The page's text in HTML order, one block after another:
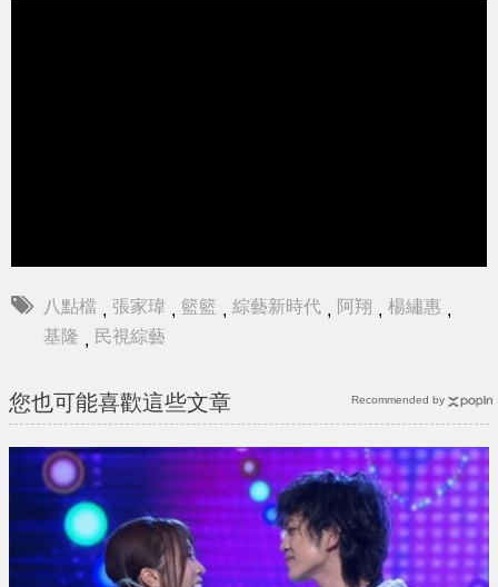
八點檔 , 張家瑋 , 籃籃 , 綜藝新時代 , 阿翔 , 楊繡惠 ,
基隆
民視綜藝
您也可能喜歡這些文章 Recommended by